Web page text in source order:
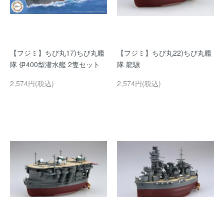
【フジミ】ちび丸17)ちび丸艦
隊 伊400型潜水艦 2隻セット
2,574円(税込)
【フジミ】ちび丸22)ちび丸艦
隊 龍驤
2,574円(税込)